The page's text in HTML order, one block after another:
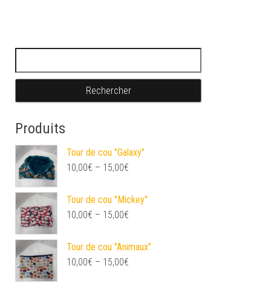
Produits
Tour de cou "Galaxy"
10,00€ – 15,00€
Tour de cou "Mickey"
10,00€ – 15,00€
Tour de cou "Animaux"
10,00€ – 15,00€